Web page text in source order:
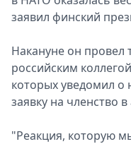
Пресс-
релизы
О
Metro
Стримы
Выборы
заявил финский
Накануне он провел
российским
которых уведомил о
заявку на членство
"Реакция, которую